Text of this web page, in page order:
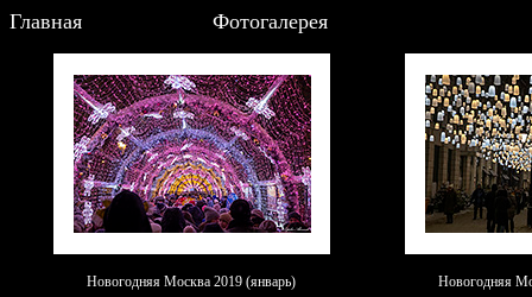
Главная Фотогалерея
Новогодняя Москва 2019 (январь) Новогодняя